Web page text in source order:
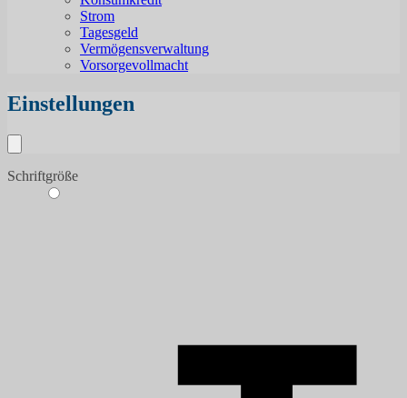
Strom
Tagesgeld
Vermögensverwaltung
Vorsorgevollmacht
Einstellungen
Schriftgröße